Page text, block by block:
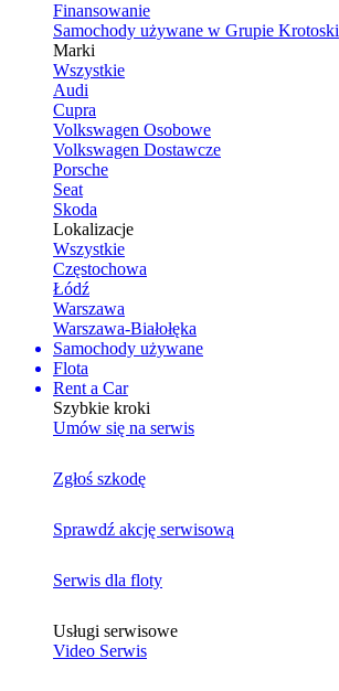
Finansowanie
Samochody używane w Grupie Krotoski
Marki
Wszystkie
Audi
Cupra
Volkswagen Osobowe
Volkswagen Dostawcze
Porsche
Seat
Skoda
Lokalizacje
Wszystkie
Częstochowa
Łódź
Warszawa
Warszawa-Białołęka
Samochody używane
Flota
Rent a Car
Szybkie kroki
Umów się na serwis
Zgłoś szkodę
Sprawdź akcję serwisową
Serwis dla floty
Usługi serwisowe
Video Serwis